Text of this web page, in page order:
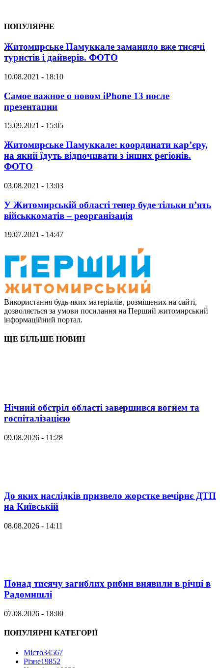
ПОПУЛЯРНЕ
Житомирське Памуккале заманило вже тисячі
туристів і дайверів. ФОТО
10.08.2021 - 18:10
Самое важное о новом iPhone 13 после
презентации
15.09.2021 - 15:05
Житомирське Памуккале: координати кар’єру,
на який їдуть відпочивати з інших регіонів.
ФОТО
03.08.2021 - 13:03
У Житомирській області тепер буде тільки п’ять
військкоматів – реорганізація
19.07.2021 - 14:47
Використання будь-яких матеріалів, розміщених на сайті,
дозволяється за умови посилання на Перший житомирський
інформаційний портал.
ЩЕ БІЛЬШЕ НОВИН
Нічний обстріл області завершився вогнем та
госпіталізацією
09.08.2026 - 11:28
До яких наслідків призвело жорстке вечірнє ДТП
на Київській
08.08.2026 - 14:11
Понад тисячу загиблих рибин виявили в річці в
Радомишлі
07.08.2026 - 18:00
ПОПУЛЯРНІ КАТЕГОРІЇ
Місто34567
Різне19852